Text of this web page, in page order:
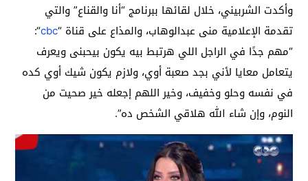
وأكدت الشربيني، خلال لقائها ببرنامج “أنا والقناع” والتي
تقدمة الإعلامية منى عبدالوهاب، والمذاع على قناة “cbc
“:
“مهم جدًا في الراجل اللي هرتبط بيه يكون بيحبنى ويعرف
يتعامل معايا لأني بجد صعبة أوي، ولازم يكون شيك أوي كده
في نفسه وحلو وخفيف، وخير اللهم إجعله خير صحيت من
النوم، وإن شاء الله هلاقي الشخص ده”.